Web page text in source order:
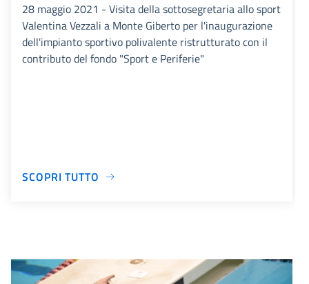
28 maggio 2021 - Visita della sottosegretaria allo sport
Valentina Vezzali a Monte Giberto per l'inaugurazione
dell'impianto sportivo polivalente ristrutturato con il
contributo del fondo "Sport e Periferie"
SCOPRI TUTTO